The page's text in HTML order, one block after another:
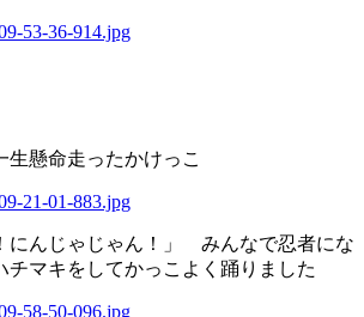
生懸命走ったかけっこ
にんじゃじゃん！」 みんなで忍者にな
チマキをしてかっこよく踊りました